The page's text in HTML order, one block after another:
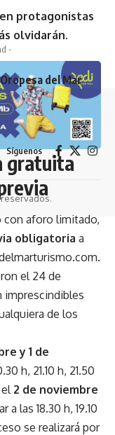
protagonistas
olvidarán.
-
gratuita
con aforo limitado,
obligatoria a
.
el 24 de
imprescindibles
de los
y 1 de
h, 21.10 h, 21.50
2 de noviembre
las 18.30 h, 19.10
se realizará por
del Mar
Síguenos